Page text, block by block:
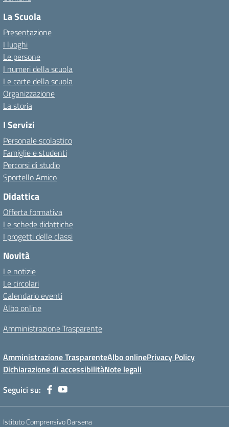
La Scuola
Presentazione
I luoghi
Le persone
I numeri della scuola
Le carte della scuola
Organizzazione
La storia
I Servizi
Personale scolastico
Famiglie e studenti
Percorsi di studio
Sportello Amico
Didattica
Offerta formativa
Le schede didattiche
I progetti delle classi
Novità
Le notizie
Le circolari
Calendario eventi
Albo online
Amministrazione Trasparente
Amministrazione TrasparenteAlbo onlinePrivacy Policy
Dichiarazione di accessibilitàNote legali
Seguici su:
Istituto Comprensivo Darsena